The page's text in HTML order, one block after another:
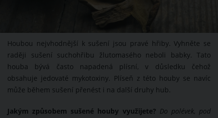
Houbou nejvhodnější k sušení jsou pravé hřiby. Vyhněte se
raději sušení suchohřibu žlutomasého neboli babky. Tato
houba bývá často napadená plísní, v důsledku čehož
obsahuje jedovaté mykotoxiny. Plíseň z této houby se navíc
může během sušení přenést i na další druhy hub.
Jakým způsobem sušené houby využijete? Do polévek, pod